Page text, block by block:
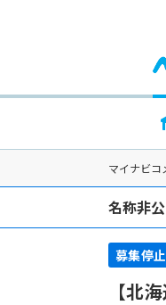
マイナビコ
名称非
募集停止
【北